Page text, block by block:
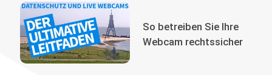
So betreiben Sie Ihre
Webcam rechtssicher